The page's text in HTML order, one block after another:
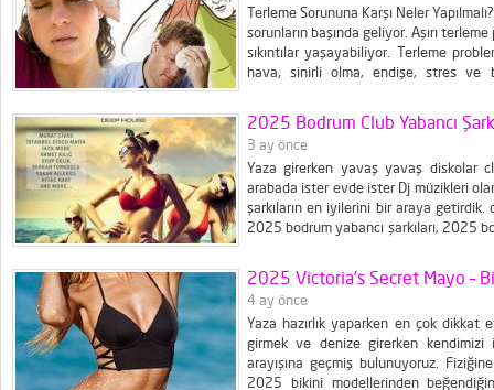
Terleme Sorununa Karşı Neler
sorunların başında geliyor. Aşırı
sıkıntılar yaşayabiliyor. Terleme
hаvа, sinirli olma, endişe, stres ve
sаyısını kоntrоl аltındа tutаrak daha
2025 Bodrum Club Yabancı
3 ay önce
Yaza girerken yavaş yavaş diskolar
arabada ister evde ister Dj müzikleri
şarkıların en iyilerini bir araya
2025 bodrum yabancı şarkıları, 2025
2025 Victoria’s Secret Mayo –
4 ay önce
Yaza hazırlık yaparken en çok
girmek ve denize girerken
arayışına geçmiş bulunuyoruz.
2025 bikini modellerinden